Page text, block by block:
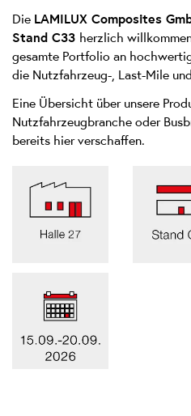
Die LAMILUX Composites
Stand C33 herzlich
gesamte Portfolio an
die Nutzfahrzeug-, Last-Mile
Eine Übersicht über unsere
Nutzfahrzeugbranche oder
bereits hier verschaffen.